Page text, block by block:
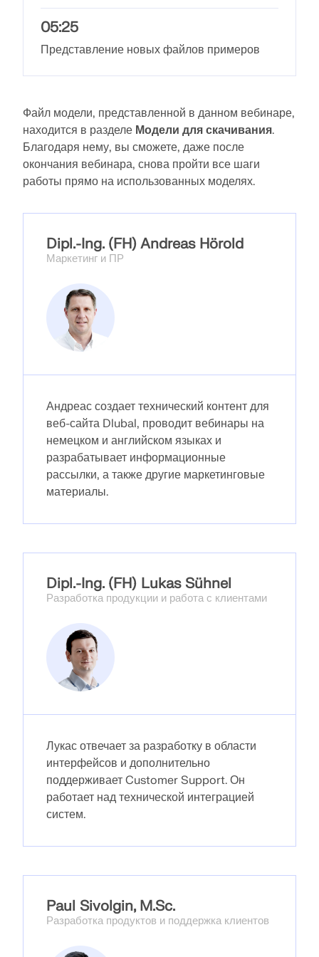
Применение
Объекты моделей
Подписки и цены
Примеры
МКЭ для стальных соединений
использованием CBFEM, в соответствии с EN
1993‑1‑8 и AISC 360, полностью интегрированы в
RFEM 6 для более быстрых и точных структурных
рабочих процессов.
Инструмент геозоны
Онлайн-сервис Dlubal предоставляет карты зон для
быстрого определения снеговых нагрузок, скоростей
ветра и сейсмических данных.
ПРОВЕРИТЬ ЗОНЫ НАГРУЗКИ
Устаревшие продукты
05:25
Представление новых файлов примеров
Файл модели, представленной в данном вебинаре,
находится в разделе Модели для скачивания.
Благодаря нему, вы сможете, даже после
окончания вебинара, снова пройти все шаги
работы прямо на использованных моделях.
Dipl.-Ing. (FH) Andreas Hörold
Маркетинг и ПР
Андреас создает технический контент для
веб-сайта Dlubal, проводит вебинары на
немецком и английском языках и
разрабатывает информационные
рассылки, а также другие маркетинговые
материалы.
Dipl.-Ing. (FH) Lukas Sühnel
Разработка продукции и работа с клиентами
Лукас отвечает за разработку в области
интерфейсов и дополнительно
поддерживает Customer Support. Он
работает над технической интеграцией
систем.
Paul Sivolgin, M.Sc.
Разработка продуктов и поддержка клиентов